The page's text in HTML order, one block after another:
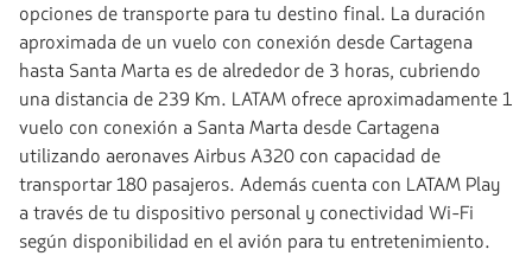
opciones de transporte para tu destino final. La duración
aproximada de un vuelo con conexión desde Cartagena
hasta Santa Marta es de alrededor de 3 horas, cubriendo
una distancia de 239 Km. LATAM ofrece aproximadamente 1
vuelo con conexión a Santa Marta desde Cartagena
utilizando aeronaves Airbus A320 con capacidad de
transportar 180 pasajeros. Además cuenta con LATAM Play
a través de tu dispositivo personal y conectividad Wi-Fi
según disponibilidad en el avión para tu entretenimiento.